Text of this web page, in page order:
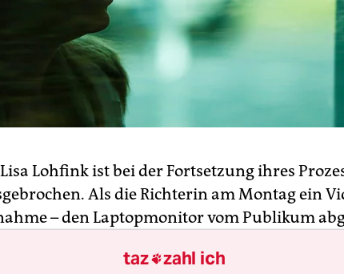
Lohfink ist bei der Fortsetzung ihres
Als die Richterin am Montag ein
– den Laptopmonitor vom Publikum
holte, begann sie zu weinen. „Es ist
taz zahl ich